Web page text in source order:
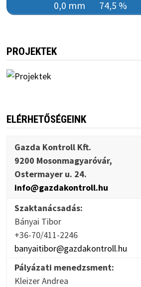
0,0 mm 74,5 %
PROJEKTEK
ELÉRHETŐSÉGEINK
Gazda Kontroll Kft.
9200 Mosonmagyaróvár,
Ostermayer u. 24.
info@gazdakontroll.hu
Szaktanácsadás:
Bányai Tibor
+36-70/411-2246
banyaitibor@gazdakontroll.hu
Pályázati menedzsment:
Kleizer Andrea